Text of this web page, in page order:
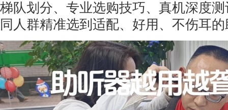
梯队划分、专业选购技巧、真机深度
同人群精准选到适配、好用、不伤耳